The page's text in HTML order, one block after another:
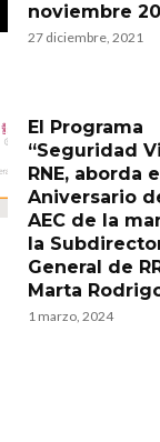
noviembre
27 diciembre, 2021
El Programa
“Seguridad
RNE, aborda
Aniversario
AEC de la
la
General de
Marta
1 marzo, 2024